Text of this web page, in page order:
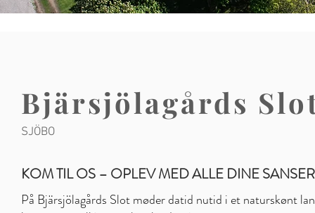
Bjärsjölagårds
SJÖBO
KOM TIL OS – OPLEV MED ALLE DINE
På Bjärsjölagårds Slot møder datid nutid i et naturskønt